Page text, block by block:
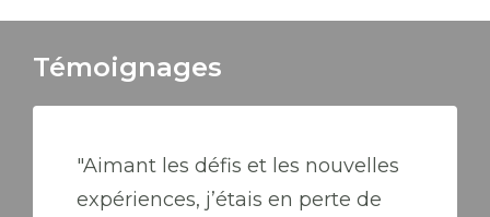
Témoignages
"Aimant les défis et les nouvelles
expériences, j’étais en perte de